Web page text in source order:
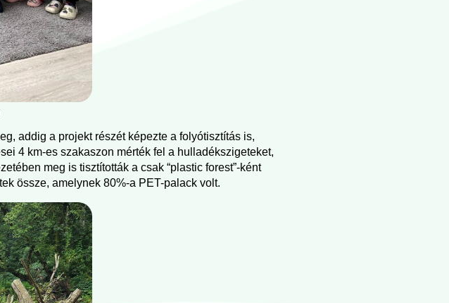
addig a projekt részét képezte a folyótisztítás is,
4 km-es szakaszon mérték fel a hulladékszigeteket,
meg is tisztították a csak “plastic forest”-ként
össze, amelynek 80%-a PET-palack volt.